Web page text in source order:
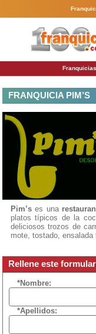
FRANQUICIA PIM’S
Pim’s es una
platos típicos de la
deliciosos trozos de
mote, tostado, ensalada
Rellene este
*Nombre:
*Apellidos: